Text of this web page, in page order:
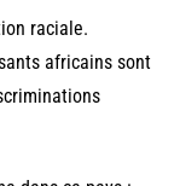
raciale.
africains sont